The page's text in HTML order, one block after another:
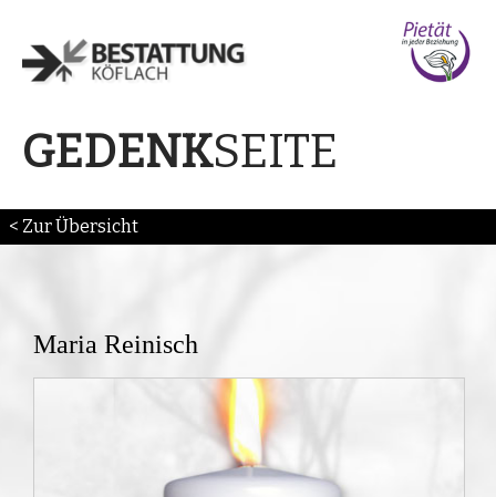
GEDENKSEITE
< Zur Übersicht
Maria Reinisch